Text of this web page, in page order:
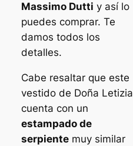
Massimo Dutti y así lo
puedes comprar. Te
damos todos los
detalles.
Cabe resaltar que este
vestido de Doña Letizia
cuenta con un
estampado de
serpientemuy similar